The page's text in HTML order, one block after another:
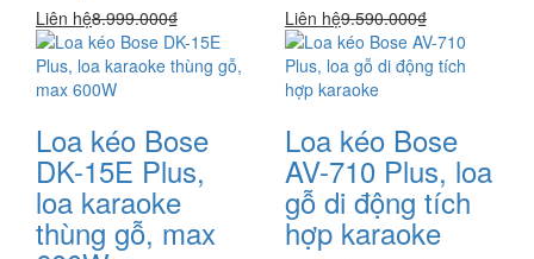
Liên hệ8.999.000₫ Liên hệ9.590.000₫
Loa kéo Bose
DK-15E Plus,
loa karaoke
thùng gỗ, max
Loa kéo Bose
AV-710 Plus, loa
gỗ di động tích
hợp karaoke